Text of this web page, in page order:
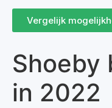
Vergelijk
Shoeby
in 2022